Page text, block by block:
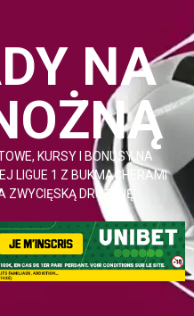
NA
KURSY I BONUSY NA
LIGUE 1 Z BUKMACHERAMI
ZWYCIĘSKĄ DRUŻYNĘ!